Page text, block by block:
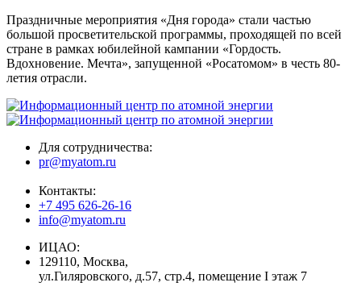
Праздничные мероприятия «Дня города» стали частью
большой просветительской программы, проходящей по всей
стране в рамках юбилейной кампании «Гордость.
Вдохновение. Мечта», запущенной «Росатомом» в честь 80-
летия отрасли.
Для сотрудничества:
pr@myatom.ru
Контакты:
+7 495 626-26-16
info@myatom.ru
ИЦАО:
129110, Москва,
ул.Гиляровского, д.57, стр.4, помещение I этаж 7